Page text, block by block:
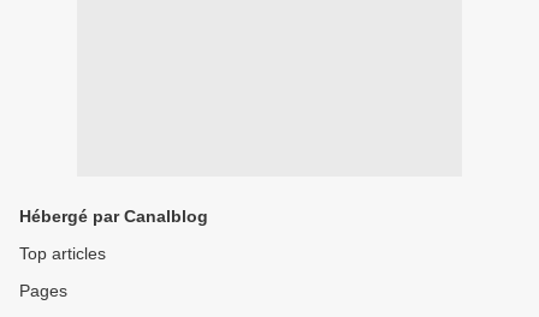
Hébergé par Canalblog
Top articles
Pages